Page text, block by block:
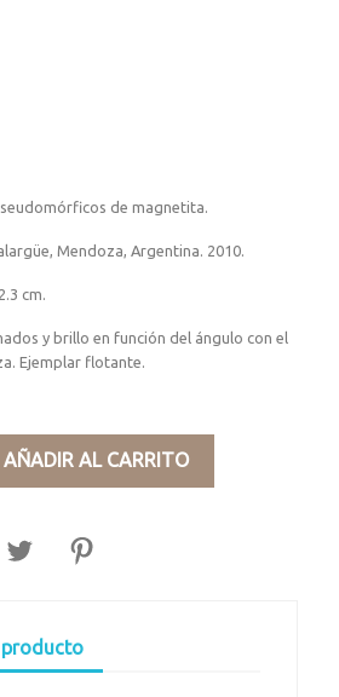
de magnetita.
Mendoza, Argentina. 2010.
cm.
y brillo en función del ángulo con el
Ejemplar flotante.
AÑADIR AL CARRITO
producto